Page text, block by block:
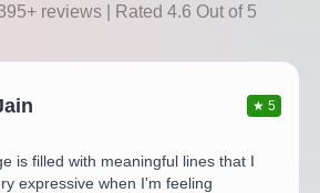
reviews | Rated 4.6 Out of 5
★5
is filled with meaningful lines that I
expressive when I'm feeling